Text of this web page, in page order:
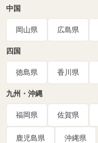
中国
岡山県 広島県
四国
徳島県 香川県
九州・沖縄
福岡県 佐賀県
鹿児島県 沖縄県